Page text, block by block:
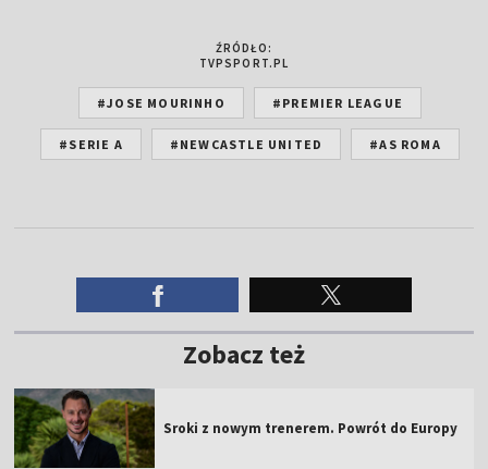
ŹRÓDŁO:
TVPSPORT.PL
#JOSE MOURINHO #PREMIER LEAGUE
#SERIE A #NEWCASTLE UNITED #AS ROMA
Zobacz też
Sroki z nowym trenerem. Powrót do Europy